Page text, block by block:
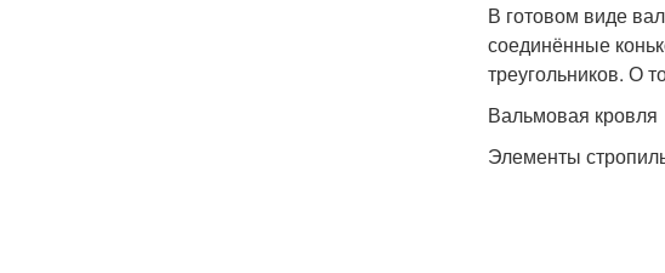
В готовом виде
соединённые
треугольников. О
Вальмовая кровля
Элементы